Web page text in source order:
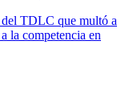
del TDLC que multó a
la competencia en